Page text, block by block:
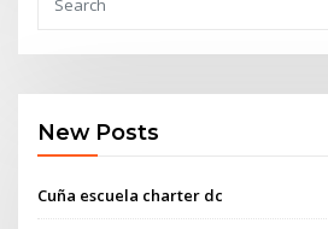
New Posts
Cuña escuela charter dc